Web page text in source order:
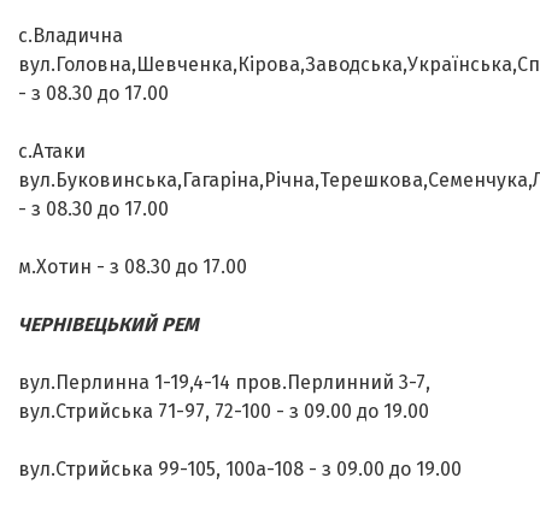
с.Владична
- з 08.30 до 17.00
с.Атаки
- з 08.30 до 17.00
м.Хотин - з 08.30 до 17.00
ЧЕРНІВЕЦЬКИЙ РЕМ
вул.Перлинна 1-19,4-14 пров.Перлинний 3-7,
вул.Стрийська 71-97, 72-100 - з 09.00 до 19.00
вул.Стрийська 99-105, 100а-108 - з 09.00 до 19.00